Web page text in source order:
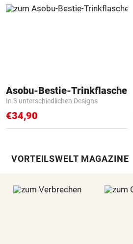
Asobu-Bestie-Trinkflasche
In 3 unterschiedlichen Designs
€34,90
VORTEILSWELT MAGAZINE